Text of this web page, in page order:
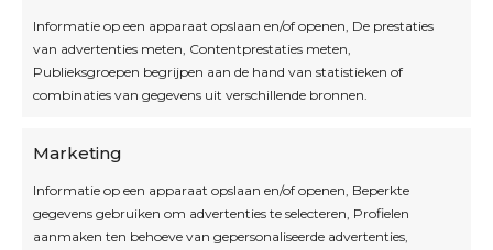
Informatie op een apparaat opslaan en/of openen, De prestaties
van advertenties meten, Contentprestaties meten,
Publieksgroepen begrijpen aan de hand van statistieken of
combinaties van gegevens uit verschillende bronnen.
Marketing
Informatie op een apparaat opslaan en/of openen, Beperkte
gegevens gebruiken om advertenties te selecteren, Profielen
aanmaken ten behoeve van gepersonaliseerde advertenties,
Openingsuren
Blijf op de hoogte